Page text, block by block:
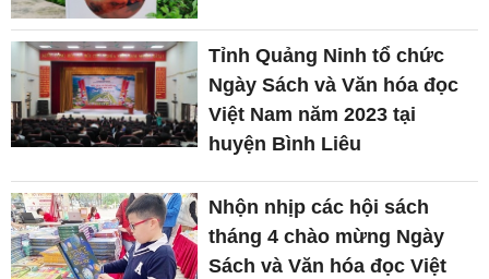
Tỉnh Quảng Ninh tổ chức
Ngày Sách và Văn hóa đọc
Việt Nam năm 2023 tại
huyện Bình Liêu
Nhộn nhịp các hội sách
tháng 4 chào mừng Ngày
Sách và Văn hóa đọc Việt